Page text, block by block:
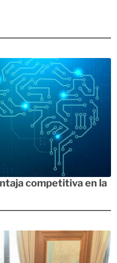
competitiva en la